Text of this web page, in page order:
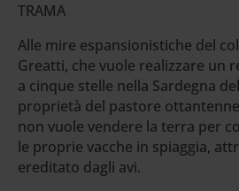
TRAMA
Alle mire espansionistiche del
Greatti, che vuole realizzare un
a cinque stelle nella Sardegna
proprietà del pastore
non vuole vendere la terra per
le proprie vacche in spiaggia,
ereditato dagli avi.